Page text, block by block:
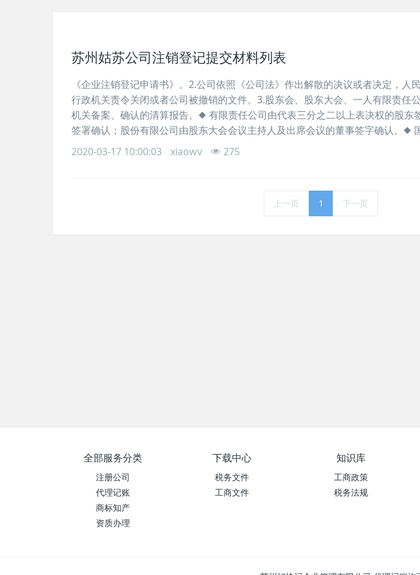
苏州姑苏公司注销登记提交材料列表
《企业注销登记申请书》。2.公司依照《公司法》作出解散的决议或者决定，人
行政机关责令关闭或者公司被撤销的文件。3.股东会、股东大会、一人有限责任
机关备案、确认的清算报告。◆ 有限责任公司由代表三分之二以上表决权的股东
签署确认；股份有限公司由股东大会会议主持人及出席会议的董事签字确认。◆
2020-03-17 10:00:03
xiaowv 275
上一页 1 下一页
全部服务分类
注册公司
代理记账
商标知产
资质办理
下载中心
税务文件
工商文件
知识库
工商政策
税务法规